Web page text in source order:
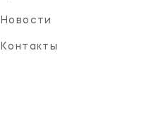
Новости
Контакты